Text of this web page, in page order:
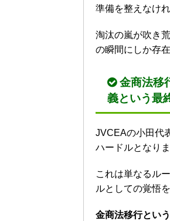
準備を整えなけ
淘汰の嵐が吹き
の瞬間にしか存
金商法移
義という最
JVCEAの小田代
ハードルとなりま
これは単なるル
ルとしての覚悟
金商法移行とい